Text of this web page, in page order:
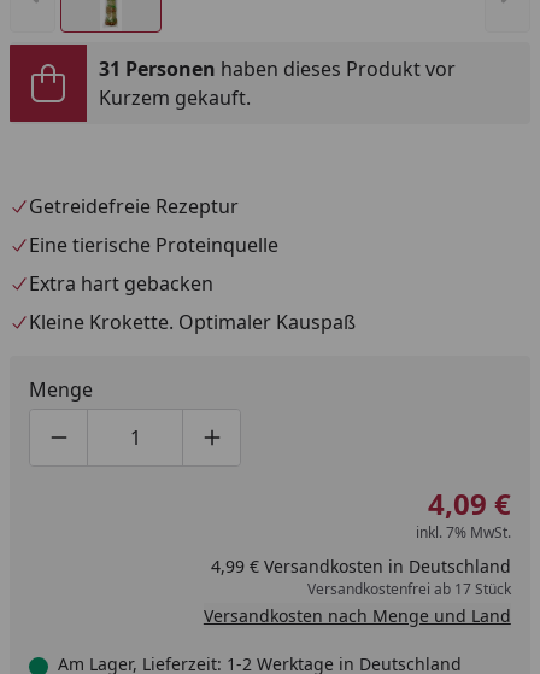
31 Personen haben dieses Produkt vor
Kurzem gekauft.
Getreidefreie Rezeptur
Eine tierische Proteinquelle
Extra hart gebacken
Kleine Krokette. Optimaler Kauspaß
Menge
Produktmenge um eins verringern
Produktmenge manuell eingeben
Produktmenge um eins erhöhen
4,09 €
inkl. 7% MwSt.
4,99 € Versandkosten in Deutschland
Versandkostenfrei ab 17 Stück
Versandkosten nach Menge und Land
Am Lager, Lieferzeit: 1-2 Werktage in Deutschland